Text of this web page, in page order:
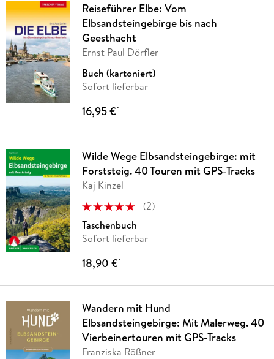
Reiseführer Elbe: Vom
Elbsandsteingebirge bis nach
Geesthacht
Ernst Paul Dörfler
Buch (kartoniert)
Sofort lieferbar
16,95 €*
Wilde Wege Elbsandsteingebirge: mit
Forststeig. 40 Touren mit GPS-Tracks
Kaj Kinzel
(2)
Taschenbuch
Sofort lieferbar
18,90 €*
Wandern mit Hund
Elbsandsteingebirge: Mit Malerweg. 40
Vierbeinertouren mit GPS-Tracks
Franziska Rößner